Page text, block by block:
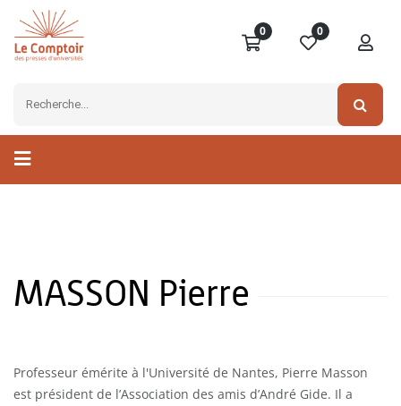
0 0
MASSON Pierre
Professeur émérite à l'Université de Nantes, Pierre Masson
est président de l’Association des amis d’André Gide. Il a